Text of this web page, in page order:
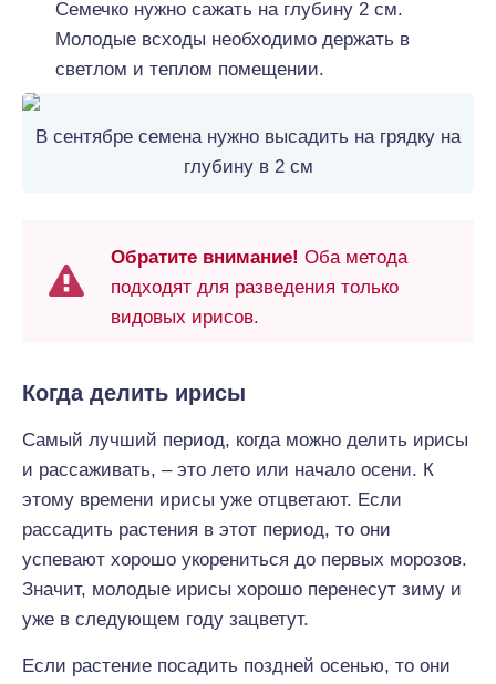
Семечко нужно сажать на глубину 2 см.
Молодые всходы необходимо держать в
светлом и теплом помещении.
В сентябре семена нужно высадить на грядку на
глубину в 2 см
Обратите внимание! Оба метода
подходят для разведения только
видовых ирисов.
Когда делить ирисы
Самый лучший период, когда можно делить ирисы
и рассаживать, – это лето или начало осени. К
этому времени ирисы уже отцветают. Если
рассадить растения в этот период, то они
успевают хорошо укорениться до первых морозов.
Значит, молодые ирисы хорошо перенесут зиму и
уже в следующем году зацветут.
Если растение посадить поздней осенью, то они